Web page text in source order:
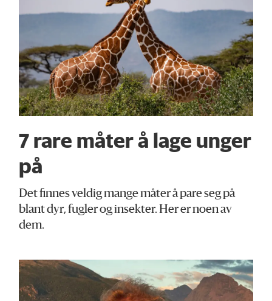
7 rare måter å lage unger
på
Det finnes veldig mange måter å pare seg på
blant dyr, fugler og insekter. Her er noen av
dem.